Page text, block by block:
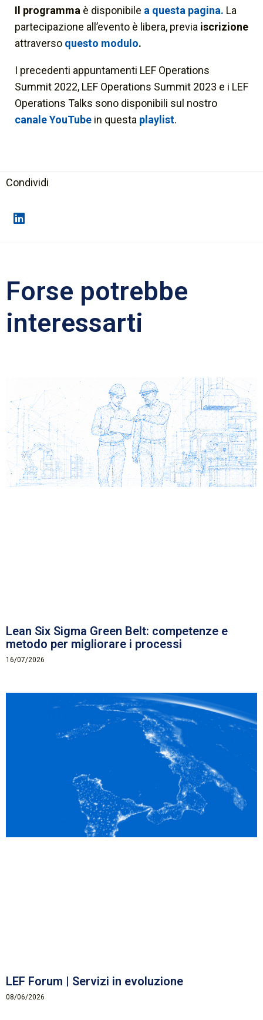
Il programma è disponibile a questa pagina. La
partecipazione all’evento è libera, previa iscrizione
attraverso questo modulo.
I precedenti appuntamenti LEF Operations
Summit 2022, LEF Operations Summit 2023 e i LEF
Operations Talks sono disponibili sul nostro
canale YouTube in questa playlist.
Condividi
Forse potrebbe
interessarti
Lean Six Sigma Green Belt: competenze e
metodo per migliorare i processi
16/07/2026
LEF Forum | Servizi in evoluzione
08/06/2026